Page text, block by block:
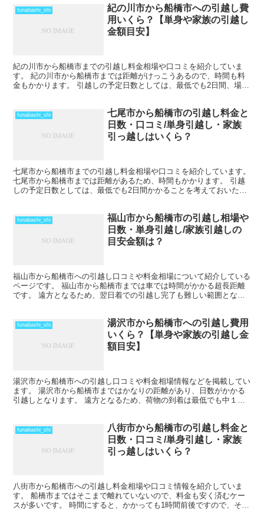
funabashi_shi
紀の川市から船橋市への引越し費
用いくら？【単身や家族の引越し
金額目安】
紀の川市から船橋市までの引越し料金相場や口コミを紹介していま
す。 紀の川市から船橋市までは距離がけっこうあるので、時間も料
金もかかります。 引越しの予定日数としては、最低でも2日間、場合
funabashi_shi
七尾市から船橋市の引越し料金と
日数・口コミ/単身引越し・家族
引っ越しはいくら？
七尾市から船橋市までの引越し料金相場や口コミを紹介しています。
七尾市から船橋市までは距離があるため、時間もかかります。 引越
しの予定日数としては、最低でも2日間かかることを考えておいた方
funabashi_shi
福山市から船橋市の引越し相場や
日数・単身引越し/家族引越しの
目安金額は？
福山市から船橋市への引越し口コミや料金相場について紹介している
ページです。 福山市から船橋市までは車では時間がかかる超長距離
です。 遠方となるため、翌日着での引越し完了も難しい範囲となり
funabashi_shi
湯沢市から船橋市への引越し費用
いくら？【単身や家族の引越し金
額目安】
湯沢市から船橋市への引越し口コミや料金相場情報などを掲載してい
ます。 湯沢市から船橋市まではかなりの距離があり、日数がかかる
引越しとなります。 遠方となるため、荷物の到着は最低でも中１日
funabashi_shi
八街市から船橋市の引越し料金と
日数・口コミ/単身引越し・家族
引っ越しはいくら？
八街市から船橋市への引越し料金相場や口コミ情報を紹介していま
す。 船橋市まではそこまで離れていないので、料金も安く済むケー
スが多いです。 時間にすると、かかっても1時間前後ですので、その